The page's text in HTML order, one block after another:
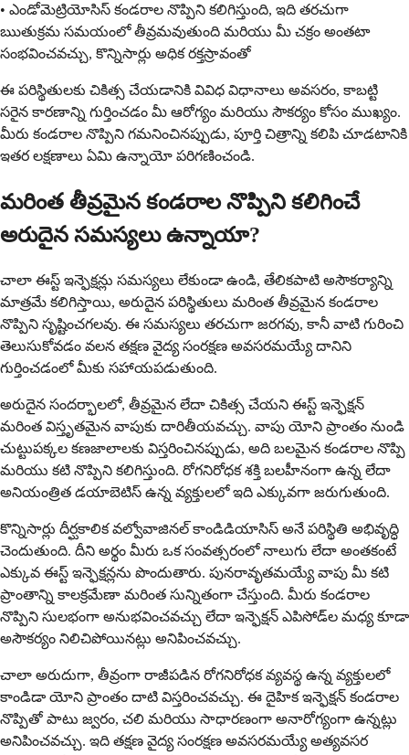
• ఎండోమెట్రియోసిస్ కండరాల నొప్పిని కలిగిస్తుంది, ఇది తరచుగా
ఋతుక్రమ సమయంలో తీవ్రమవుతుంది మరియు మీ చక్రం అంతటా
సంభవించవచ్చు, కొన్నిసార్లు అధిక రక్తస్రావంతో
ఈ పరిస్థితులకు చికిత్స చేయడానికి వివిధ విధానాలు అవసరం, కాబట్టి
సరైన కారణాన్ని గుర్తించడం మీ ఆరోగ్యం మరియు సౌకర్యం కోసం ముఖ్యం.
మీరు కండరాల నొప్పిని గమనించినప్పుడు, పూర్తి చిత్రాన్ని కలిపి చూడటానికి
ఇతర లక్షణాలు ఏమి ఉన్నాయో పరిగణించండి.
మరింత తీవ్రమైన కండరాల నొప్పిని కలిగించే
అరుదైన సమస్యలు ఉన్నాయా?
చాలా ఈస్ట్ ఇన్ఫెక్షన్లు సమస్యలు లేకుండా ఉండి, తేలికపాటి అసౌకర్యాన్ని
మాత్రమే కలిగిస్తాయి, అరుదైన పరిస్థితులు మరింత తీవ్రమైన కండరాల
నొప్పిని సృష్టించగలవు. ఈ సమస్యలు తరచుగా జరగవు, కానీ వాటి గురించి
తెలుసుకోవడం వలన తక్షణ వైద్య సంరక్షణ అవసరమయ్యే దానిని
గుర్తించడంలో మీకు సహాయపడుతుంది.
అరుదైన సందర్భాలలో, తీవ్రమైన లేదా చికిత్స చేయని ఈస్ట్ ఇన్ఫెక్షన్
మరింత విస్తృతమైన వాపుకు దారితీయవచ్చు. వాపు యోని ప్రాంతం నుండి
చుట్టుపక్కల కణజాలాలకు విస్తరించినప్పుడు, అది బలమైన కండరాల నొప్పి
మరియు కటి నొప్పిని కలిగిస్తుంది. రోగనిరోధక శక్తి బలహీనంగా ఉన్న లేదా
అనియంత్రిత డయాబెటిస్ ఉన్న వ్యక్తులలో ఇది ఎక్కువగా జరుగుతుంది.
కొన్నిసార్లు దీర్ఘకాలిక వల్వోవాజినల్ కాండిడియాసిస్ అనే పరిస్థితి అభివృద్ధి
చెందుతుంది. దీని అర్థం మీరు ఒక సంవత్సరంలో నాలుగు లేదా అంతకంటే
ఎక్కువ ఈస్ట్ ఇన్ఫెక్షన్లను పొందుతారు. పునరావృతమయ్యే వాపు మీ కటి
ప్రాంతాన్ని కాలక్రమేణా మరింత సున్నితంగా చేస్తుంది. మీరు కండరాల
నొప్పిని సులభంగా అనుభవించవచ్చు లేదా ఇన్ఫెక్షన్ ఎపిసోడ్‌ల మధ్య కూడా
అసౌకర్యం నిలిచిపోయినట్లు అనిపించవచ్చు.
చాలా అరుదుగా, తీవ్రంగా రాజీపడిన రోగనిరోధక వ్యవస్థ ఉన్న వ్యక్తులలో
కాండిడా యోని ప్రాంతం దాటి విస్తరించవచ్చు. ఈ దైహిక ఇన్ఫెక్షన్ కండరాల
నొప్పితో పాటు జ్వరం, చలి మరియు సాధారణంగా అనారోగ్యంగా ఉన్నట్లు
అనిపించవచ్చు. ఇది తక్షణ వైద్య సంరక్షణ అవసరమయ్యే అత్యవసర